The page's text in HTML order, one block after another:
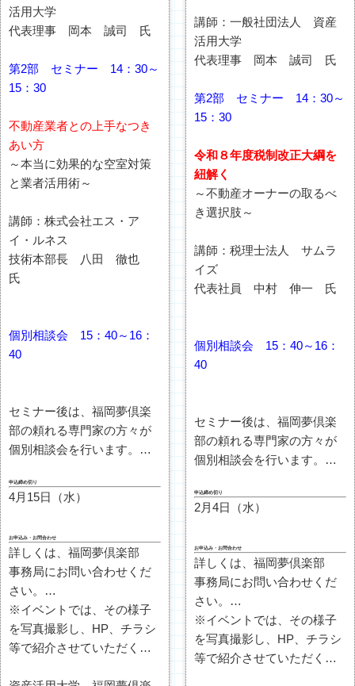
活用大学
代表理事 岡本 誠司 氏
第2部 セミナー 14：30～
15：30
不動産業者との上手なつき
あい方
～本当に効果的な空室対策
と業者活用術～
講師：株式会社エス・ア
イ・ルネス
技術本部長 八田 徹也
氏
個別相談会 15：40～16：
40
セミナー後は、福岡夢倶楽
部の頼れる専門家の方々が
個別相談会を行います。
ます。】
個別相談を御希望の場合
先生】と【相談内容】を、
下記のいずれかの方法でお
申込みをお願い致します。
申込締め切り
4月15日（水）
お申込み・お問合わせ
詳しくは、福岡夢倶楽部
事務局にお問い合わせくだ
さい。
尚、参加の場合は下記のい
ずれかの方法でお申し込み
下さい。
※イベントでは、その様子
を写真撮影し、HP、チラシ
等で紹介させていただく場
講師：一般社団法人 資産
活用大学
代表理事 岡本 誠司 氏
第2部 セミナー 14：30～
15：30
令和８年度税制改正大綱を
紐解く
～不動産オーナーの取るべ
き選択肢～
講師：税理士法人 サムラ
イズ
代表社員 中村 伸一 氏
個別相談会 15：40～16：
40
セミナー後は、福岡夢倶楽
部の頼れる専門家の方々が
個別相談会を行います。
ます。】
個別相談を御希望の場合
先生】と【相談内容】を、
下記のいずれかの方法でお
申込みをお願い致します。
申込締め切り
2月4日（水）
お申込み・お問合わせ
詳しくは、福岡夢倶楽部
事務局にお問い合わせくだ
さい。
尚、参加の場合は下記のい
ずれかの方法でお申し込み
下さい。
※イベントでは、その様子
を写真撮影し、HP、チラシ
等で紹介させていただく場